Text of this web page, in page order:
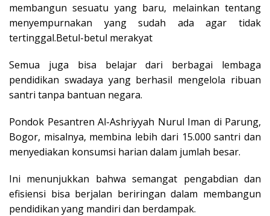
membangun sesuatu yang baru, melainkan tentang
menyempurnakan yang sudah ada agar tidak
tertinggal.Betul-betul merakyat
Semua juga bisa belajar dari berbagai lembaga
pendidikan swadaya yang berhasil mengelola ribuan
santri tanpa bantuan negara.
Pondok Pesantren Al-Ashriyyah Nurul Iman di Parung,
Bogor, misalnya, membina lebih dari 15.000 santri dan
menyediakan konsumsi harian dalam jumlah besar.
Ini menunjukkan bahwa semangat pengabdian dan
efisiensi bisa berjalan beriringan dalam membangun
pendidikan yang mandiri dan berdampak.